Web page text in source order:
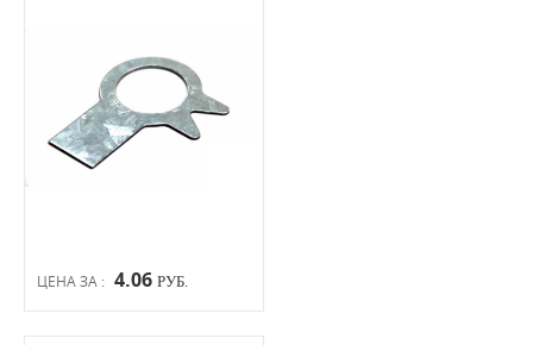
ЦЕНА ЗА : 4.06 РУБ.